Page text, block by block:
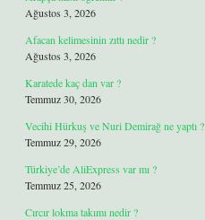
Ağustos 3, 2026
Afacan kelimesinin zıttı nedir ?
Ağustos 3, 2026
Karatede kaç dan var ?
Temmuz 30, 2026
Vecihi Hürkuş ve Nuri Demirağ ne yaptı ?
Temmuz 29, 2026
Türkiye’de AliExpress var mı ?
Temmuz 25, 2026
Cırcır lokma takımı nedir ?